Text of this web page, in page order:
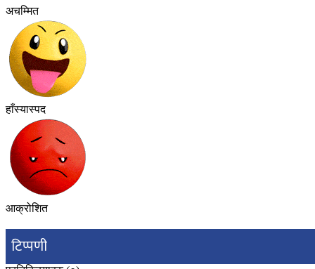
अचम्मित
हाँस्यास्पद
आक्रोशित
टिप्पणी